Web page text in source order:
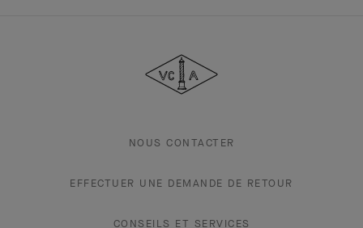
&
Arpels
NOUS CONTACTER
EFFECTUER UNE DEMANDE DE RETOUR
CONSEILS ET SERVICES